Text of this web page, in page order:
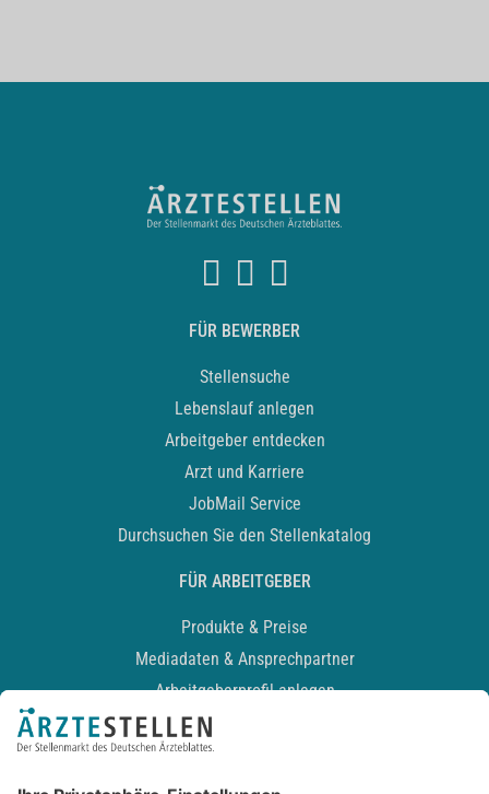
FÜR BEWERBER
Stellensuche
Lebenslauf anlegen
Arbeitgeber entdecken
Arzt und Karriere
JobMail Service
Durchsuchen Sie den Stellenkatalog
FÜR ARBEITGEBER
Produkte & Preise
Mediadaten & Ansprechpartner
Arbeitgeberprofil anlegen
Recruiting-Podcast